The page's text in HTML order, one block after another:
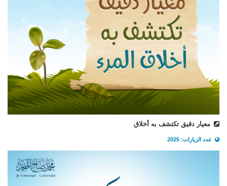
معيار دقيق تكتشف به أخلاق
عدد الزيارات: 2025